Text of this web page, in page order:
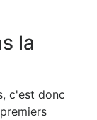
la
c'est donc